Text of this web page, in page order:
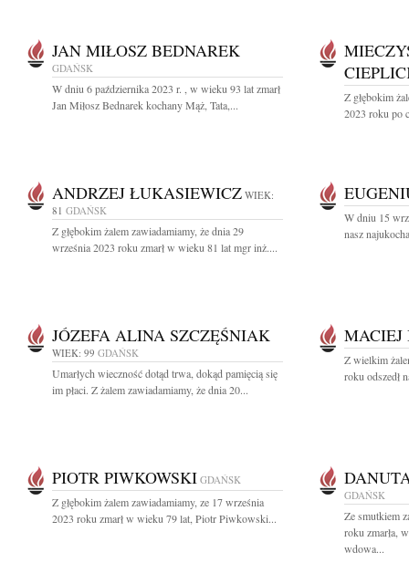
JAN MIŁOSZ BEDNAREK
GDAŃSK
W dniu 6 października 2023 r. , w wieku 93 lat zmarł
Jan Miłosz Bednarek kochany Mąż, Tata,...
Z głębokim
2023 roku po
ANDRZEJ ŁUKASIEWICZ WIEK:
81 GDAŃSK
Z głębokim żalem zawiadamiamy, że dnia 29
września 2023 roku zmarł w wieku 81 lat mgr inż....
W dniu 15
nasz
JÓZEFA ALINA SZCZĘŚNIAK
WIEK: 99 GDAŃSK
Umarłych wieczność dotąd trwa, dokąd pamięcią się
im płaci. Z żalem zawiadamiamy, że dnia 20...
MACIEJ
Z wielkim
roku odszedł
PIOTR PIWKOWSKI GDAŃSK
Z głębokim żalem zawiadamiamy, ze 17 września
2023 roku zmarł w wieku 79 lat, Piotr Piwkowski...
GDAŃSK
Ze smutkiem
roku zmarła,
wdowa...